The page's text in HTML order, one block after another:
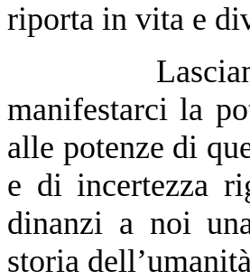
riporta in vita e
Lasciamoci
manifestarci la
alle potenze di
e di incertezza
dinanzi a noi
storia